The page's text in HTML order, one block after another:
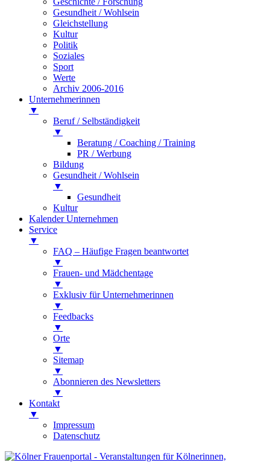
Gesundheit / Wohlsein
Gleichstellung
Kultur
Politik
Soziales
Sport
Werte
Archiv 2006-2016
Unternehmerinnen
▼
Beruf / Selbständigkeit
▼
Beratung / Coaching / Training
PR / Werbung
Bildung
Gesundheit / Wohlsein
▼
Gesundheit
Kultur
Kalender Unternehmen
Service
▼
FAQ – Häufige Fragen beantwortet
▼
Frauen- und Mädchentage
▼
Exklusiv für Unternehmerinnen
▼
Feedbacks
▼
Orte
▼
Sitemap
▼
Abonnieren des Newsletters
▼
Kontakt
▼
Impressum
Datenschutz